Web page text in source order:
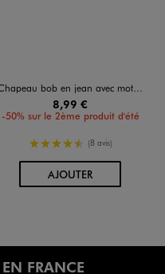
bob en jean avec motif ourson bébé garçon
8,99 €
-50% sur le 2ème produit d'été
4.5/5 de moyenne
(8 avis)
AJOUTERAU PANIER
FRANCE